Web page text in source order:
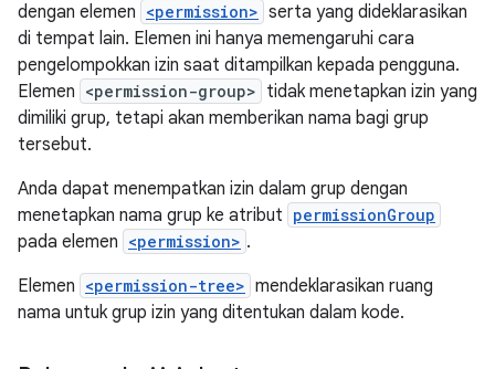
dengan elemen <permission> serta yang dideklarasikan
di tempat lain. Elemen ini hanya memengaruhi cara
pengelompokkan izin saat ditampilkan kepada pengguna.
Elemen <permission-group> tidak menetapkan izin yang
dimiliki grup, tetapi akan memberikan nama bagi grup
tersebut.
Anda dapat menempatkan izin dalam grup dengan
menetapkan nama grup ke atribut permissionGroup
pada elemen <permission> .
Elemen <permission-tree> mendeklarasikan ruang
nama untuk grup izin yang ditentukan dalam kode.